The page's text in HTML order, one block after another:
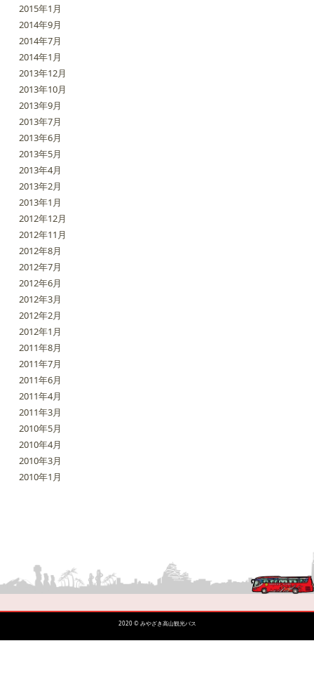
2015年1月
2014年9月
2014年7月
2014年1月
2013年12月
2013年10月
2013年9月
2013年7月
2013年6月
2013年5月
2013年4月
2013年2月
2013年1月
2012年12月
2012年11月
2012年8月
2012年7月
2012年6月
2012年3月
2012年2月
2012年1月
2011年8月
2011年7月
2011年6月
2011年4月
2011年3月
2010年5月
2010年4月
2010年3月
2010年1月
2020 © みやざき高山観光バス